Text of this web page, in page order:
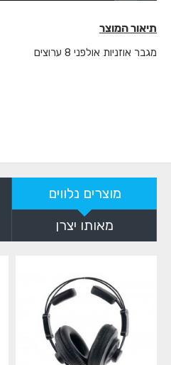
תיאור המוצר
מגבר אוזניות אולפני 8 ערוצים
מוצרים נלווים
מאותו יצרן